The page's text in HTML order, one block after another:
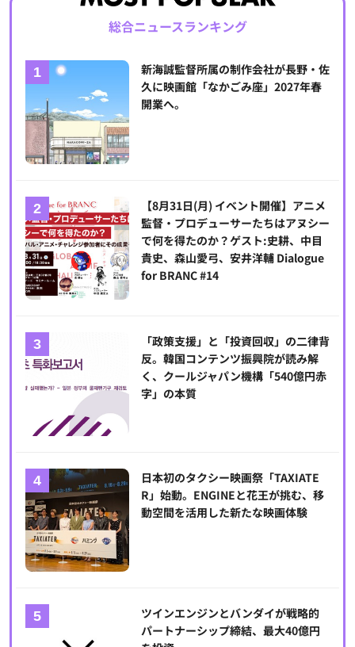
総合ニュースランキング
新海誠監督所属の制作会社が長野・佐
久に映画館「なかごみ座」2027年春
開業へ。
【8月31日(月) イベント開催】アニメ
監督・プロデューサーたちはアヌシー
で何を得たのか？ゲスト:史耕、中目
貴史、森山愛弓、安井洋輔 Dialogue
for BRANC #14
「政策支援」と「投資回収」の二律背
反。韓国コンテンツ振興院が読み解
く、クールジャパン機構「540億円赤
字」の本質
日本初のタクシー映画祭「TAXIATE
R」始動。ENGINEと花王が挑む、移
動空間を活用した新たな映画体験
ツインエンジンとバンダイが戦略的
パートナーシップ締結、最大40億円